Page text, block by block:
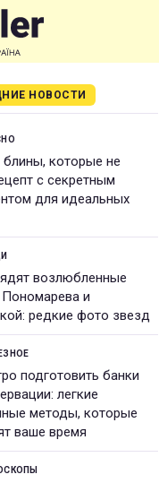
НОВОСТИ
которые не
с секретным
для идеальных
возлюбленные
и
редкие фото звезд
подготовить банки
легкие
методы, которые
ваше время